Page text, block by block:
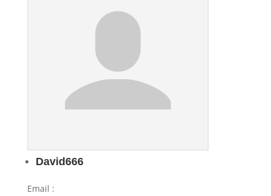
David666
Email :